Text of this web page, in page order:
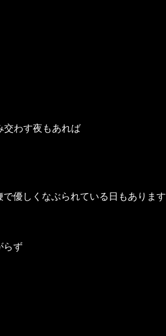
交わす夜もあれば
優しくなぶられている日もあります
らず